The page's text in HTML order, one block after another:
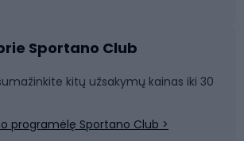
ir gerai savijautai. Šios sporto
įvairaus amžiaus ir įgūdžių lygio
yra puiki pramoga tiek šeimoms, tiek
Sportano Club
kitų užsakymų kainas iki 30
programėlę Sportano Club >